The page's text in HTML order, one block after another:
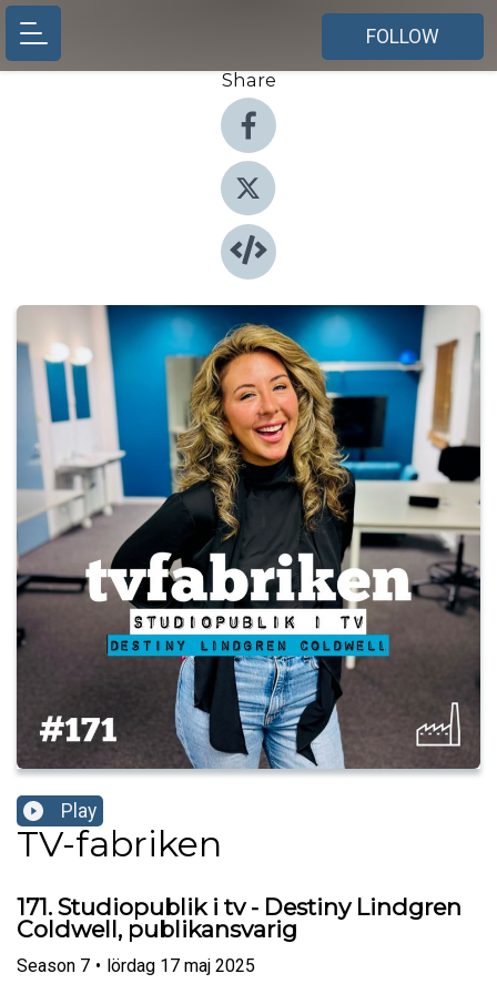
FOLLOW
Share
Play
TV-fabriken
171. Studiopublik i tv - Destiny Lindgren
Coldwell, publikansvarig
Season 7 • lördag 17 maj 2025